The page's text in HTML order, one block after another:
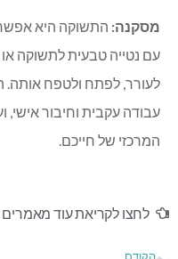
מסקנה: התשוקה היא
עם נטייה טבעית לתשוקה
לעורר, לפתח ולטפח אותה.
עבודה עקבית וחיבור אישי,
המרכזי של חייכם.
לחצו לקריאת עוד